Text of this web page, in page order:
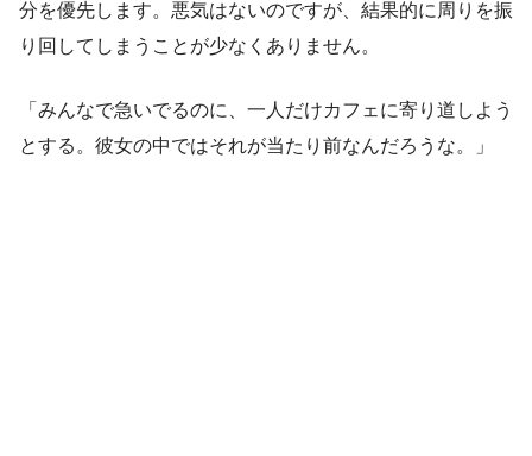
分を優先します。悪気はないのですが、結果的に周りを振
り回してしまうことが少なくありません。
「みんなで急いでるのに、一人だけカフェに寄り道しよう
とする。彼女の中ではそれが当たり前なんだろうな。」